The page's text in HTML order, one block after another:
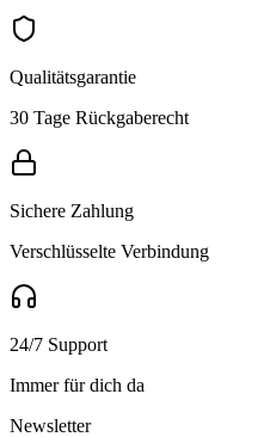
Qualitätsgarantie
30 Tage Rückgaberecht
Sichere Zahlung
Verschlüsselte Verbindung
24/7 Support
Immer für dich da
Newsletter